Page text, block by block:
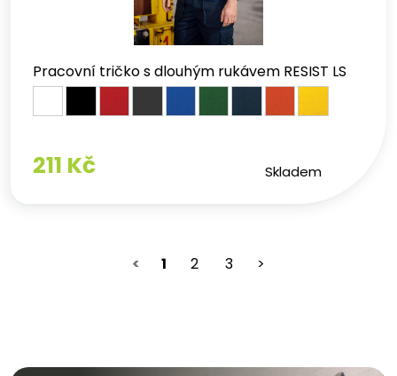
Pracovní tričko s dlouhým rukávem RESIST LS
211 Kč Skladem
< 1 2 3 >